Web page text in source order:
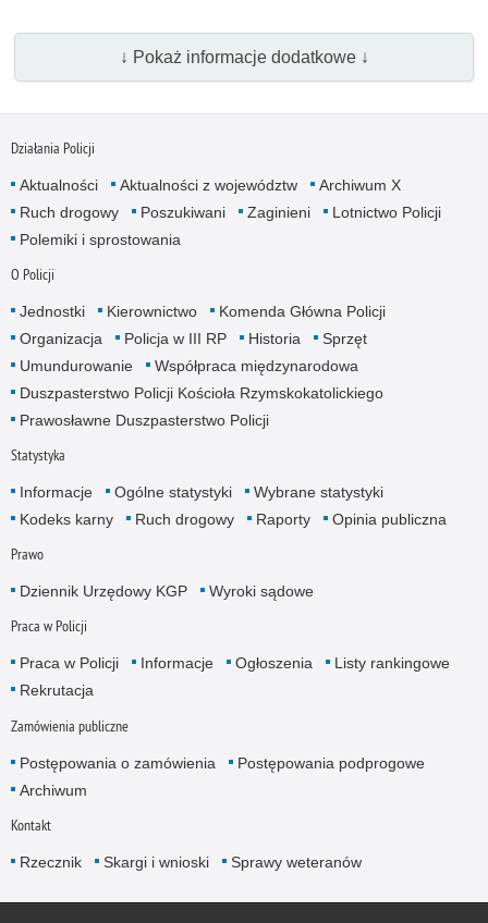
↓ Pokaż informacje dodatkowe ↓
Działania Policji
Aktualności Aktualności z województw
Archiwum X
Ruch drogowy
Poszukiwani Zaginieni
Lotnictwo Policji
Polemiki i sprostowania
O Policji
Jednostki Kierownictwo
Komenda Główna Policji
Organizacja
Policja w III RP Historia
Sprzęt
Umundurowanie
Współpraca międzynarodowa
Duszpasterstwo Policji Kościoła Rzymskokatolickiego
Prawosławne Duszpasterstwo Policji
Statystyka
Informacje Ogólne statystyki
Wybrane statystyki
Kodeks karny
Ruch drogowy Raporty Opinia publiczna
Prawo
Dziennik Urzędowy KGP Wyroki sądowe
Praca w Policji
Praca w Policji Informacje Ogłoszenia
Listy rankingowe
Rekrutacja
Zamówienia publiczne
Postępowania o zamówienia
Postępowania podprogowe
Archiwum
Kontakt
Rzecznik Skargi i wnioski Sprawy weteranów